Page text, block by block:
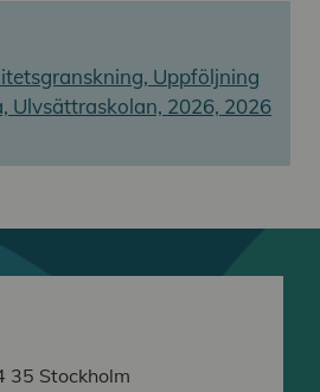
Uppföljning
Ulvsättraskolan, 2026, 2026
35 Stockholm